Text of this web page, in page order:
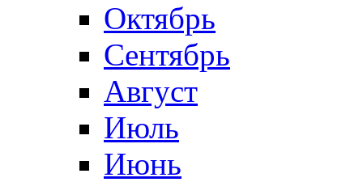
Октябрь
Сентябрь
Август
Июль
Июнь